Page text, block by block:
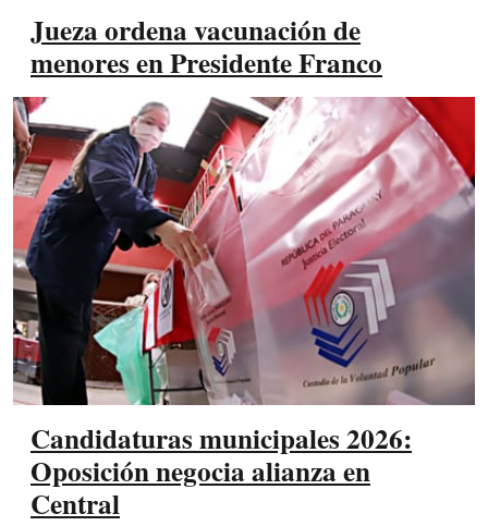
Jueza ordena vacunación de
menores en Presidente Franco
Candidaturas municipales 2026:
Oposición negocia alianza en
Central